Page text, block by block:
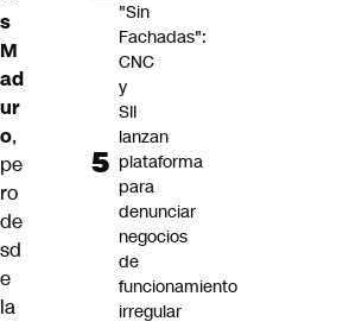
s
M
ad
ur
o,
pe
ro
de
sd
e
la
"Sin
Fachadas":
CNC
y
SII
lanzan
plataforma
para
denunciar
negocios
de
funcionamiento
irregular